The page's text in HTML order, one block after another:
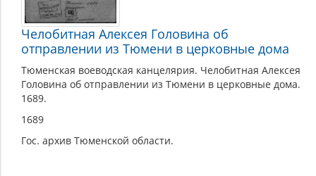
Челобитная Алексея Головина об
отправлении из Тюмени в церковные дома
Тюменская воеводская канцелярия. Челобитная Алексея
Головина об отправлении из Тюмени в церковные дома.
1689.
1689
Гос. архив Тюменской области.